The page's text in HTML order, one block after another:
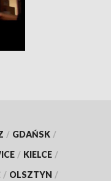
/ GDAŃSK /
/ KIELCE /
/ OLSZTYN /